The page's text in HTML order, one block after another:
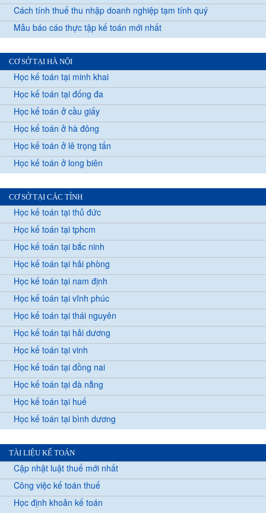
Cách tính thuế thu nhập doanh nghiệp tạm tính quý
Mẫu báo cáo thực tập kế toán mới nhất
CƠ SỞ TẠI HÀ NỘI
Học kế toán tại minh khai
Học kế toán tại đống đa
Học kế toán ở cầu giấy
Học kế toán ở hà đông
Học kế toán ở lê trọng tấn
Học kế toán ở long biên
CƠ SỞ TẠI CÁC TỈNH
Học kế toán tại thủ đức
Học kế toán tại tphcm
Học kế toán tại bắc ninh
Học kế toán tại hải phòng
Học kế toán tại nam định
Học kế toán tại vĩnh phúc
Học kế toán tại thái nguyên
Học kế toán tại hải dương
Học kế toán tại vinh
Học kế toán tại đồng nai
Học kế toán tại đà nẵng
Học kế toán tại huế
Học kế toán tại bình dương
TÀI LIỆU KẾ TOÁN
Cập nhật luật thuế mới nhất
Công việc kế toán thuế
Học định khoản kế toán